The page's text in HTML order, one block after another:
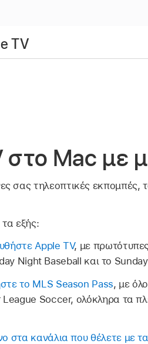
TV
Mac με
τηλεοπτικές εκπομπές,
εξής:
Apple TV, με
Night Baseball και το
το MLS Season Pass, με
Soccer, ολόκληρα τα
στα κανάλια που θέλετε με